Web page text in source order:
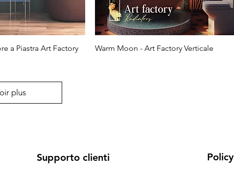
a Piastra Art Factory
Warm Moon - Art Factory Verticale
plus
Supporto clienti Policy